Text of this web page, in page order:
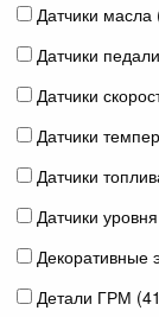
Датчики масла
Датчики
Датчики
Датчики
Датчики
Датчики
Декоративные
Детали ГРМ (